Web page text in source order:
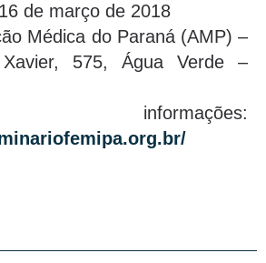
de março de 2018
Médica do Paraná (AMP) –
575, Água Verde –